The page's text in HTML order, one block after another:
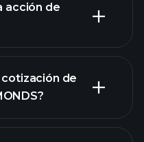
acción de
gráfico avanzado
cotización de